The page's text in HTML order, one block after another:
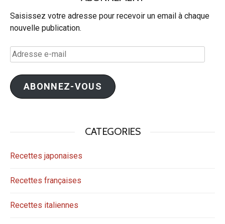
Saisissez votre adresse pour recevoir un email à chaque
nouvelle publication.
Adresse
e-
mail
ABONNEZ-VOUS
CATEGORIES
Recettes japonaises
Recettes françaises
Recettes italiennes